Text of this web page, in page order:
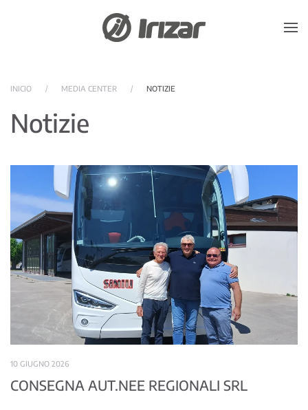
Skip to main content
INICIO MEDIA CENTER NOTIZIE
Notizie
10 GIUGNO 2026
CONSEGNA AUT.NEE REGIONALI SRL